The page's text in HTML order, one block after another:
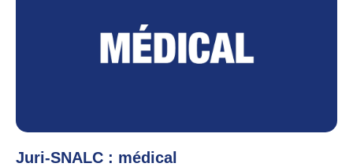
Juri-SNALC : médical